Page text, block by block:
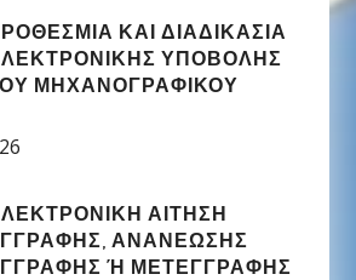
ΚΑΙ ΔΙΑΔΙΚΑΣΊΑ
ΥΠΟΒΟΛΉΣ
ΜΗΧΑΝΟΓΡΑΦΙΚΟΎ
ΑΊΤΗΣΗ
ΑΝΑΝΈΩΣΗΣ
Ή ΜΕΤΕΓΓΡΑΦΉΣ Μ